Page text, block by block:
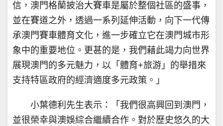
信，澳門格蘭披治大賽車是屬於整個社區的盛事，
並在賽道之外，透過一系列延伸活動，向下一代傳
承澳門賽車體育文化，進一步確立它在澳門城市形
象中的重要地位。更甚的是，我們藉此竭力向世界
展現澳門的多元魅力，以「體育+旅游」的舉措來
支持特區政府的經濟適度多元政策。」
小葉德利先生表示：「我們很高興回到澳門，
並很榮幸與澳娛綜合繼續合作。對於歷史悠久的大